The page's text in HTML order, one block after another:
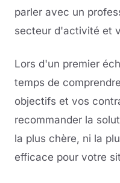
parler avec un
secteur d'activité et
Lors d'un premier
temps de
objectifs et vos
recommander la
la plus chère, ni la
efficace pour votre